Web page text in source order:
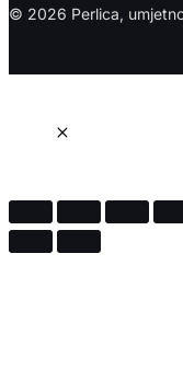
© 2026 Perlica,